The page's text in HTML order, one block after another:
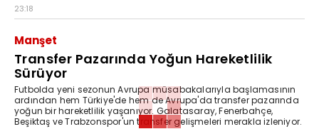
23:18
Manşet
Transfer Pazarında Yoğun Hareketlilik
Sürüyor
Futbolda yeni sezonun Avrupa müsabakalarıyla başlamasının
ardından hem Türkiye'de hem de Avrupa'da transfer pazarında
yoğun bir hareketlilik yaşanıyor. Galatasaray, Fenerbahçe,
Beşiktaş ve Trabzonspor'un transfer gelişmeleri merakla izleniyor.